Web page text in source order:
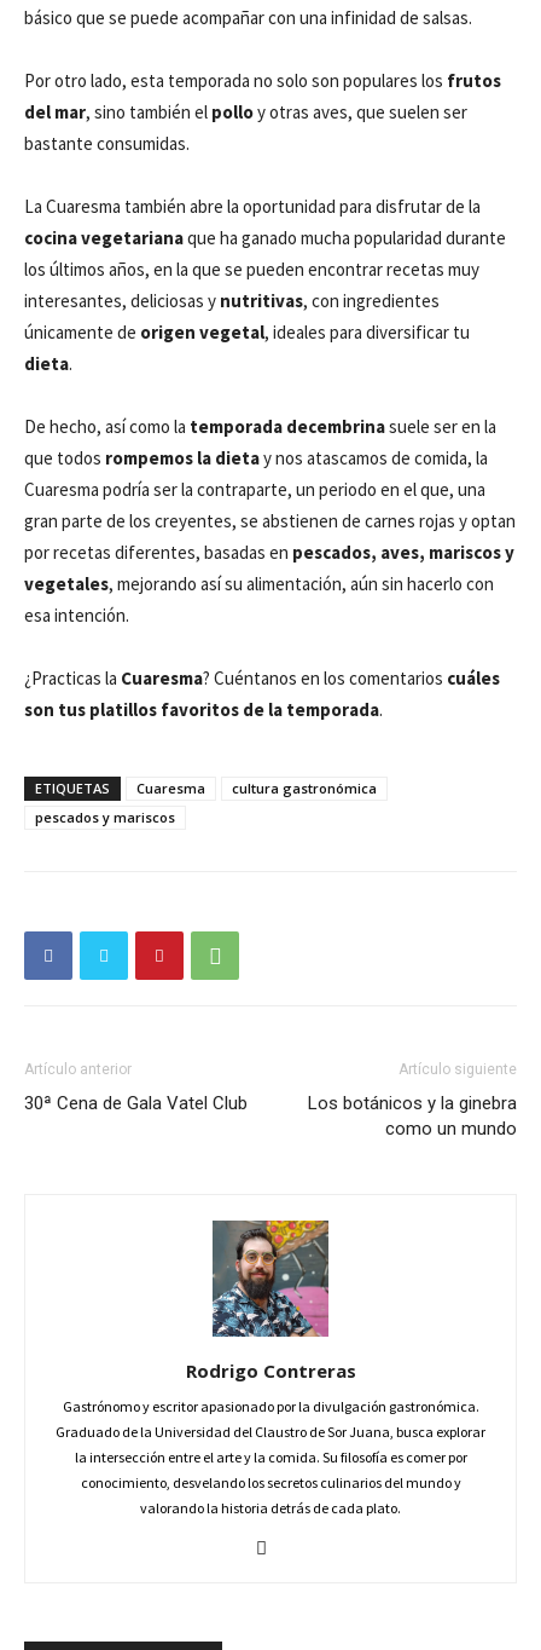
básico que se puede acompañar con una infinidad de salsas.
Por otro lado, esta temporada no solo son populares los frutos
del mar, sino también el polloy otras aves, que suelen ser
bastante consumidas.
La Cuaresma también abre la oportunidad para disfrutar de la
cocina vegetarianaque ha ganado mucha popularidad durante
los últimos años, en la que se pueden encontrar recetas muy
interesantes, deliciosas y nutritivas, con ingredientes
únicamente de origen vegetal, ideales para diversificar tu
dieta.
De hecho, así como la temporada decembrinasuele ser en la
que todos rompemos la dietay nos atascamos de comida, la
Cuaresma podría ser la contraparte, un periodo en el que, una
gran parte de los creyentes, se abstienen de carnes rojas y optan
por recetas diferentes, basadas en pescados, aves, mariscos y
vegetales, mejorando así su alimentación, aún sin hacerlo con
esa intención.
¿Practicas la Cuaresma? Cuéntanos en los comentarios cuáles
son tus platillos favoritos de la temporada.
ETIQUETAS Cuaresma
cultura gastronómica
pescados y mariscos
Artículo anterior
30ª Cena de Gala Vatel Club
Artículo siguiente
Los botánicos y la ginebra
como un mundo
Rodrigo Contreras
Gastrónomo y escritor apasionado por la divulgación gastronómica.
Graduado de la Universidad del Claustro de Sor Juana, busca explorar
la intersección entre el arte y la comida. Su filosofía es comer por
conocimiento, desvelando los secretos culinarios del mundo y
valorando la historia detrás de cada plato.